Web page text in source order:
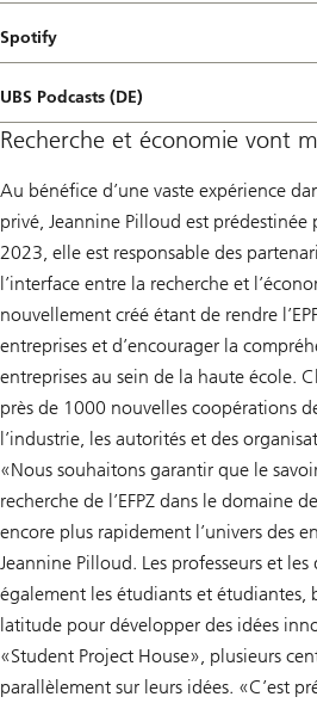
Spotify
UBS Podcasts (DE)
Recherche et économie vont
Au bénéfice d’une vaste expérience
privé, Jeannine Pilloud est prédestinée
2023, elle est responsable des
l’interface entre la recherche et
nouvellement créé étant de rendre
entreprises et d’encourager la
entreprises au sein de la haute école.
près de 1000 nouvelles coopérations
l’industrie, les autorités et des
«Nous souhaitons garantir que le
recherche de l’EFPZ dans le domaine
encore plus rapidement l’univers des
Jeannine Pilloud. Les professeurs et
également les étudiants et étudiantes,
latitude pour développer des idées
«Student Project House», plusieurs
parallèlement sur leurs idées. «C’est